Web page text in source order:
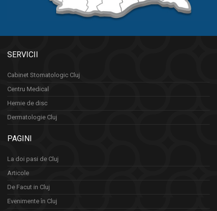
SERVICII
Cabinet Stomatologic Cluj
Centru Medical
Hernie de disc
Dermatologie Cluj
PAGINI
La doi pasi de Cluj
Articole
De Facut in Cluj
Evenimente în Cluj